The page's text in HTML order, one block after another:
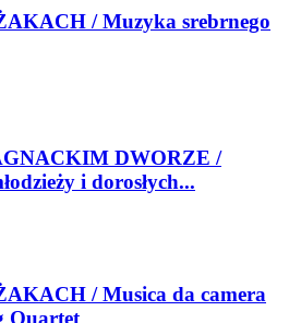
/ Muzyka srebrnego
DWORZE /
i dorosłych...
/ Musica da camera
Quartet